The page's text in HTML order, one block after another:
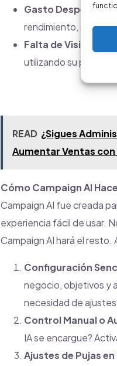
Gasto
rendimiento,
Falta de Visibilidad:
utilizando su
READ ¿Sigues
Aumentar Ventas con
Cómo Campaign AI
Campaign AI fue creada
experiencia fácil de usar.
Campaign AI hará el resto.
Configuración
negocio, objetivos y
necesidad de
Control Manual o
IA se encargue?
Ajustes de Pujas